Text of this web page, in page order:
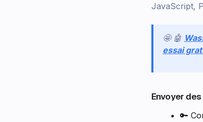
JavaScript,
🤩 🤖
essai
Envoyer
🔑